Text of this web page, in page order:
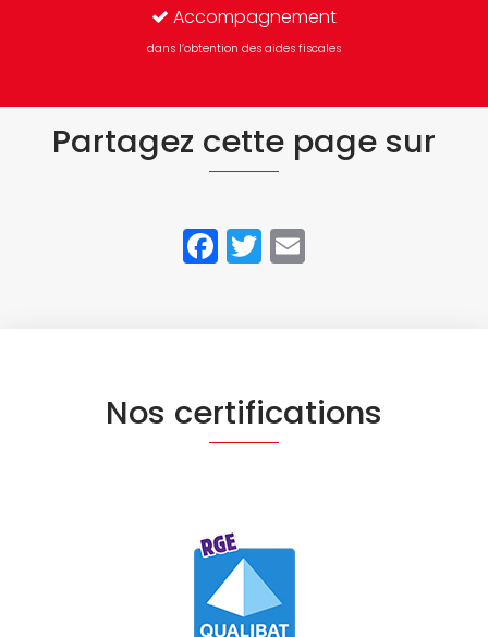
Accompagnement
dans l’obtention des aides fiscales
Partagez cette page sur
Facebook
Twitter
Nos certifications